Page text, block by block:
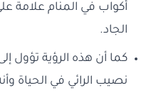
أكواب في المنام علامة
الجاد.
كما أن هذه الرؤية تؤول
نصيب الرائي في الحياة